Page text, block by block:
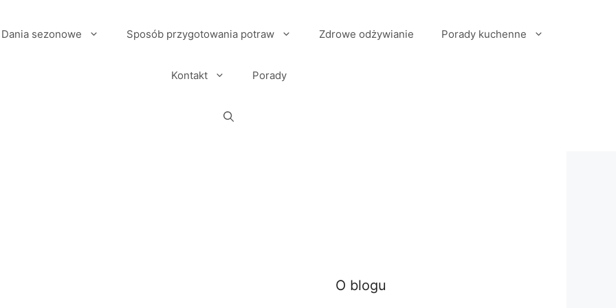
Dania sezonowe Sposób przygotowania potraw Zdrowe odżywianie Porady kuchenne
Kontakt Porady
O blogu